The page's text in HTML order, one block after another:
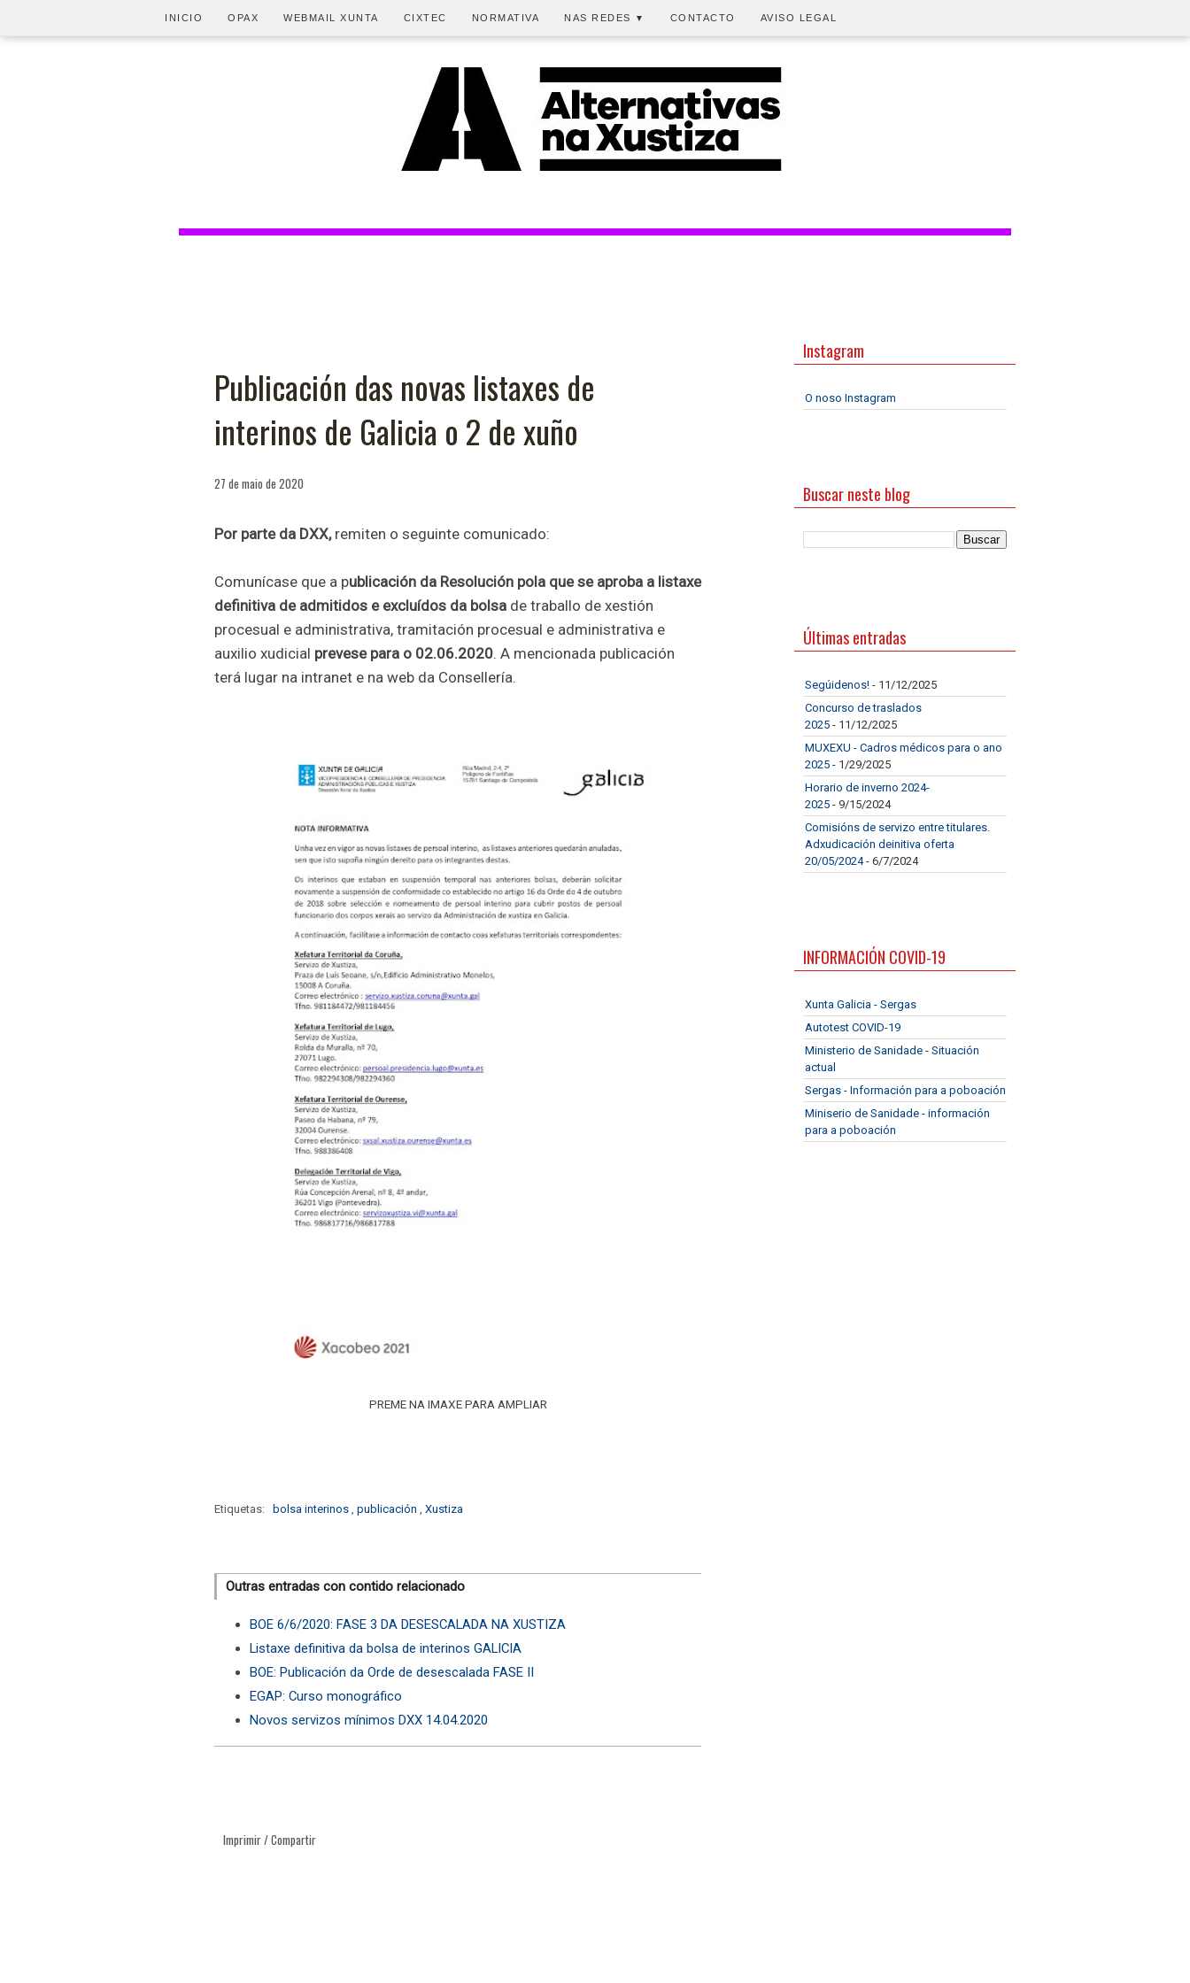
INICIO OPAX WEBMAIL XUNTA CIXTEC NORMATIVA NAS REDES ▼ CONTACTO AVISO LEGAL
Publicación das novas listaxes de
interinos de Galicia o 2 de xuño
27 de maio de 2020
Por parte da DXX,remiten o seguinte comunicado:
Comunícase que a publicación da Resolución pola que se aproba a listaxe
definitiva de admitidos e excluídos da bolsa de traballo de xestión
procesual e administrativa, tramitación procesual e administrativa e
auxilio xudicial prevese para o 02.06.2020. A mencionada publicación
terá lugar na intranet e na web da Consellería.
PREME NA IMAXE PARA AMPLIAR
Etiquetas: bolsa interinos publicación Xustiza
Outras entradas con contido relacionado
BOE 6/6/2020: FASE 3 DA DESESCALADA NA XUSTIZA
Listaxe definitiva da bolsa de interinos GALICIA
BOE: Publicación da Orde de desescalada FASE II
EGAP: Curso monográfico
Novos servizos mínimos DXX 14.04.2020
Imprimir / Compartir
Instagram
O noso Instagram
Buscar neste blog
Últimas entradas
Segúidenos! - 11/12/2025
Concurso de traslados
2025 - 11/12/2025
MUXEXU - Cadros médicos para o ano
2025 - 1/29/2025
Horario de inverno 2024-
2025 - 9/15/2024
Comisións de servizo entre titulares.
Adxudicación deinitiva oferta
20/05/2024- 6/7/2024
INFORMACIÓN COVID-19
Xunta Galicia - Sergas
Autotest COVID-19
Ministerio de Sanidade - Situación
actual
Sergas - Información para a poboación
Miniserio de Sanidade - información
para a poboación